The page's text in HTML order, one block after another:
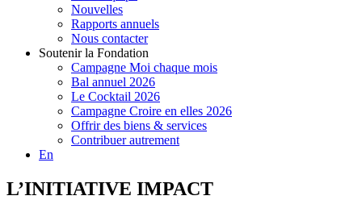
Nouvelles
Rapports annuels
Nous contacter
Soutenir la Fondation
Campagne Moi chaque mois
Bal annuel 2026
Le Cocktail 2026
Campagne Croire en elles 2026
Offrir des biens & services
Contribuer autrement
En
L’INITIATIVE IMPACT